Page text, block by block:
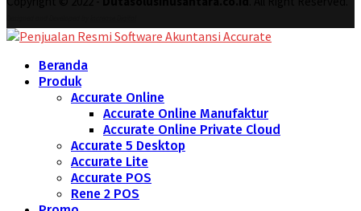
Beranda
Produk
Accurate Online
Accurate Online Manufaktur
Accurate Online Private Cloud
Accurate 5 Desktop
Accurate Lite
Accurate POS
Rene 2 POS